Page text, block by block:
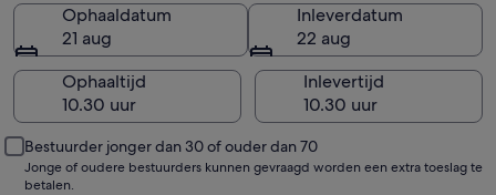
Ophaaldatum
21 aug
Inleverdatum
22 aug
Ophaaltijd
Inlevertijd
Bestuurder jonger dan 30 of ouder dan 70
Jonge of oudere bestuurders kunnen gevraagd worden een extra toeslag te
betalen.